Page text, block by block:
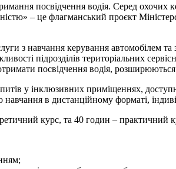
посвідчення водія. Серед охочих
– це флагманський проєкт
з навчання керування автомобілем
підрозділів територіальних
посвідчення водія,
у інклюзивних приміщеннях,
в дистанційному форматі,
курс, та 40 годин – практичний